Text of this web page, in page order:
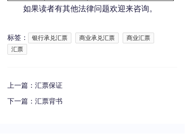
如果读者有其他法律问题欢迎来咨询。
标签： 银行承兑汇票 商业承兑汇票
商业汇票
汇票
上一篇： 汇票保证
下一篇： 汇票背书